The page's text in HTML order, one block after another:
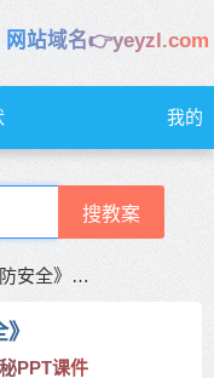
网站域名👉yeyzl.com
我的
搜教案
《认识消防安全》消防安全知识大揭秘
PPT课件